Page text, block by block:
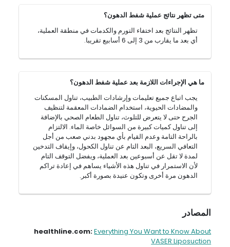
متى تظهر نتائج عملية شفط الدهون؟
تظهر النتائج بعد اختفاء التورم والكدمات في منطقة العملية،
أي بعد ما يقارب من 3 إلى 6 أسابيع تقريبا.
ما هي الإجراءات اللازمة بعد عملية شفط الدهون؟
يجب اتباع جميع تعليمات وإرشادات الطبيب، تناول المسكنات
والمضادات الحيوية، استخدام الضمادات المعقمة لتنظيف
الجرح حتى لا يتعرض للتلوث، تناول الطعام الصحي بالإضافة
إلى تناول كميات كبيرة من السوائل خاصة الماء. الالتزام
بالراحة التامة وعدم القيام بأي مجهود بدني صعب من أجل
التعافي السريع، البعد التام عن تناول الكحول، وإيقاف التدخين
لمدة لا تقل عن أسبوعين بعد العملية، ويفضل التوقف التام
لأن الاستمرار في تناول هذه الأشياء يساهم في إعادة تراكم
الدهون مرة أخرى وتكون عنيدة بصورة أكبر.
المصادر
healthline.com:Everything You Want to Know About
VASER Liposuction